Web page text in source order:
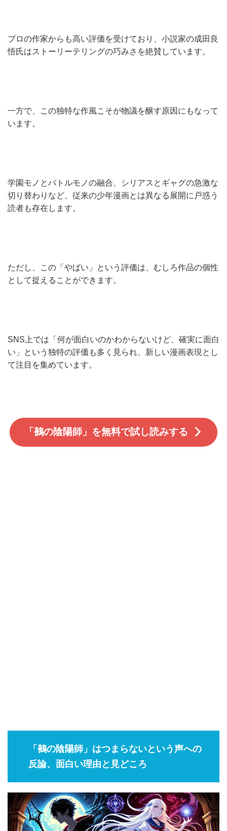
プロの作家からも高い評価を受けており、小説家の成田良
悟氏はストーリーテリングの巧みさを絶賛しています。
一方で、この独特な作風こそが物議を醸す原因にもなって
います。
学園モノとバトルモノの融合、シリアスとギャグの急激な
切り替わりなど、従来の少年漫画とは異なる展開に戸惑う
読者も存在します。
ただし、この「やばい」という評価は、むしろ作品の個性
として捉えることができます。
SNS上では「何が面白いのかわからないけど、確実に面白
い」という独特の評価も多く見られ、新しい漫画表現とし
て注目を集めています。
「鵺の陰陽師」を無料で試し読みする
「鵺の陰陽師」はつまらないという声への
反論、面白い理由と見どころ